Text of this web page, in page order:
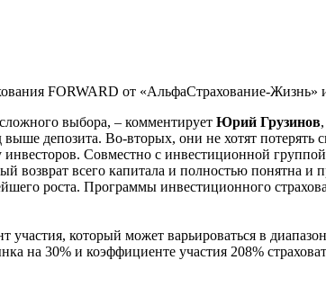
FORWARD от «АльфаСтрахование-Жизнь»
выбора, – комментирует Юрий Грузинов
депозита. Во-вторых, они не хотят
Совместно с инвестиционной
возврат всего капитала и полностью понятна
роста. Программы инвестиционного
который может варьироваться в
на 30% и коэффициенте участия 208%